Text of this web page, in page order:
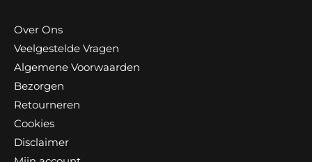
Over Ons
Veelgestelde Vragen
Algemene Voorwaarden
Bezorgen
Retourneren
Cookies
Disclaimer